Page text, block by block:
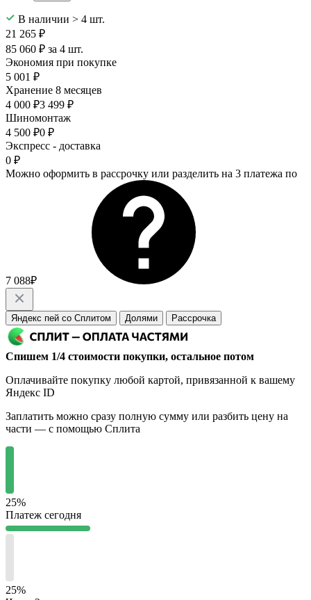
В наличии > 4 шт.
21 265 ₽
85 060 ₽ за 4 шт.
Экономия при покупке
5 001 ₽
Хранение 8 месяцев
4 000 ₽3 499 ₽
Шиномонтаж
4 500 ₽0 ₽
Экспресс - доставка
0 ₽
Можно оформить в рассрочку или разделить на 3 платежа по
7 088₽
Яндекс пей со Сплитом Долями Рассрочка
Спишем 1/4 стоимости покупки, остальное потом
Оплачивайте покупку любой картой, привязанной к вашему
Яндекс ID
Заплатить можно сразу полную сумму или разбить цену на
части — с помощью Сплита
25%
Платеж сегодня
25%